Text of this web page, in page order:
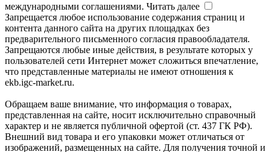
международными соглашениями. Читать далее
Запрещается любое использование содержания страниц и
контента данного сайта на других площадках без
предварительного письменного согласия правообладателя.
Запрещаются любые иные действия, в результате которых у
пользователей сети Интернет может сложиться впечатление,
что представленные материалы не имеют отношения к
ekb.igc-market.ru.
Обращаем ваше внимание, что информация о товарах,
представленная на сайте, носит исключительно справочный
характер и не является публичной офертой (ст. 437 ГК РФ).
Внешний вид товара и его упаковки может отличаться от
изображений, размещенных на сайте. Для получения точной и